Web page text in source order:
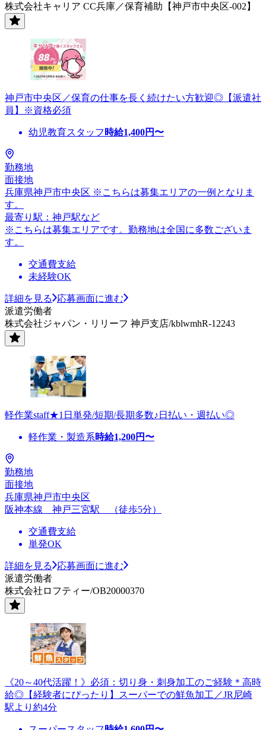
株式会社キャリア CC兵庫／保育補助【神戸市中央区-002】
神戸市中央区／保育の仕事を長く続けたい方歓迎◎【派遣社
員】※資格必須
幼児教育スタッフ 時給1,400円〜
勤務地
面接地
兵庫県神戸市中央区 ※こちらは募集エリアの一例となりま
す。
最寄り駅：神戸駅など
※こちらは募集エリアです。勤務地は全国に多数ございま
す。
交通費支給
未経験OK
詳細を見る
応募画面に進む
派遣労働者
株式会社ジャパン・リリーフ 神戸支店/kblwmhR-12243
軽作業staff★1日単発/短期/長期多数♪日払い・週払い◎
軽作業・製造系時給1,200円〜
勤務地
面接地
兵庫県神戸市中央区
阪神本線 神戸三宮駅 （徒歩5分）
交通費支給
単発OK
詳細を見る
応募画面に進む
派遣労働者
株式会社ロフティー/OB20000370
《20～40代活躍！》必須：切り身・刺身加工のご経験＊高時
給◎【経験者にぴったり】スーパーでの鮮魚加工／JR尼崎
駅より約4分